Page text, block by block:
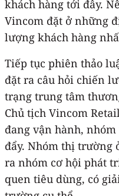
khách hàng tới đây.
Vincom đặt ở những
lượng khách hàng
Tiếp tục phiên thảo
đặt ra câu hỏi chiến
trạng trung tâm
Chủ tịch Vincom
đang vận hành,
đẩy. Nhóm thị trường
ra nhóm cơ hội phát
quen tiêu dùng, có